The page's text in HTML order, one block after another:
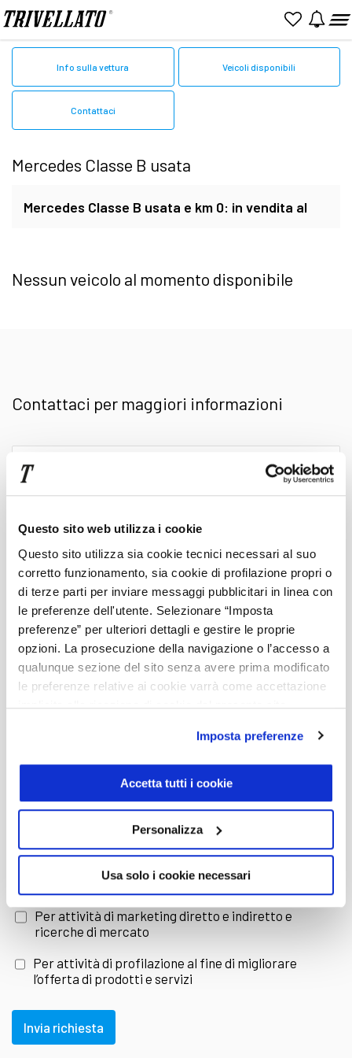
Questo sito web utilizza i cookie
Questo sito utilizza sia cookie tecnici necessari al suo
corretto funzionamento, sia cookie di profilazione propri o
di terze parti per inviare messaggi pubblicitari in linea con
le preferenze dell'utente. Selezionare “Imposta
preferenze” per ulteriori dettagli e gestire le proprie
opzioni. La prosecuzione della navigazione o l’accesso a
qualunque sezione del sito senza avere prima modificato
le preferenze relative ai cookie varrà come accettazione
implicita alla ricezione di cookie dal presente sito.
Imposta preferenze
Accetta tutti i cookie
Personalizza
Usa solo i cookie necessari
Home Mercedes
Info sulla vettura Veicoli disponibili
Contattaci
Mercedes Classe B usata
Mercedes Classe B usata e km 0: in vendita al
SuTrivellato.itle migliorioccasioni Mercedes
perfetta per te. Nel nostro stock troverai solo
vetture certificate, con basso chilometraggio e
garantite fino a 48 mesi. Auto descritte in ogni
dettaglio, con panoramiche a 360°,
dettagliatee tour virtuali degli interni, per
assicurarti sempre il top della qualità.
Presso le concessionarie Trivellato potrai
finalizzare il tuo acquisto di Mercedes Classe
, con tutto il supporto e l’assistenza del
disposizione.
Classe B Mercedes usata con consegna in
tutta Italia
Classe B usatadirettamente presso la città di
residenza, in modo sicuro e senza perdite di
Nessun veicolo al momento disponibile
Contattaci per maggiori informazioni
Scrivi
qui
il
messaggio
Cognome
Nome
E-mail
provincia
Dichiaro di aver letto e compreso l'
informativa sulla
Per attività di marketing diretto e indiretto e
ricerche di mercato
Per attività di profilazione al fine di migliorare
l’offerta di prodotti e servizi
Invia richiesta